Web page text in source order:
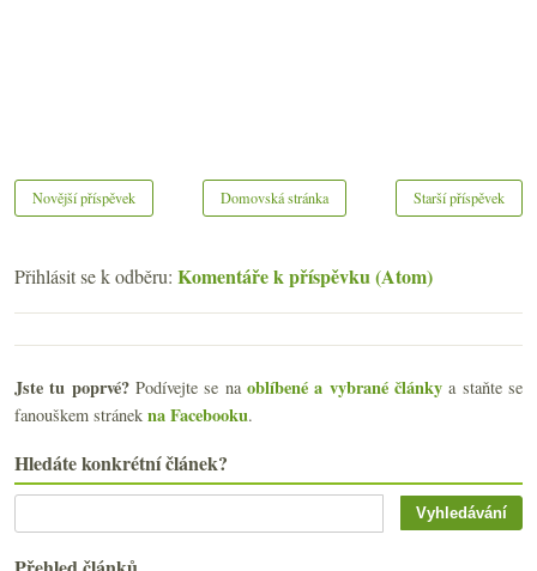
Novější příspěvek Starší příspěvek
Domovská stránka
Přihlásit se k odběru: Komentáře k příspěvku (Atom)
Jste tu poprvé?Podívejte se naoblíbené a vybrané články a staňte se
fanouškem stránek na Facebooku.
Hledáte konkrétní článek?